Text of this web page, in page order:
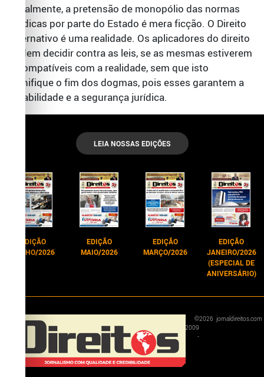
Atualmente, a pretensão de monopólio das normas
jurídicas por parte do Estado é mera ficção. O Direito
Alternativo é uma realidade. Os aplicadores do direito
podem decidir contra as leis, se as mesmas estiverem
incompatíveis com a realidade, sem que isto
signifique o fim dos dogmas, pois esses garantem a
estabilidade e a segurança jurídica.
LEIA NOSSAS EDIÇÕES
EDIÇÃO
JUNHO/2026
EDIÇÃO
MAIO/2026
EDIÇÃO
MARÇO/2026
EDIÇÃO
JANEIRO/2026
(ESPECIAL DE
ANIVERSÁRIO)
©
2009
-
2026 jornaldireitos.com